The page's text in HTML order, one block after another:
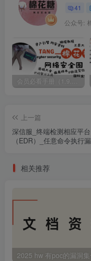
41
公众号:
会员必看手册（1.9.0版本 26.4.5更新）
上一篇
深信服_终端检测相应平台
（EDR）_任意命令执行
相关推荐
2025 hw 有poc的漏洞